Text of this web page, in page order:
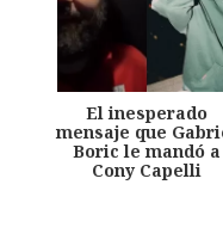
El inesperado
mensaje que
Boric le mandó a
Cony Capelli